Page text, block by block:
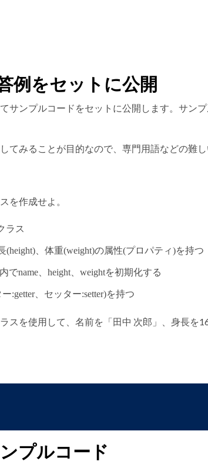
例をセットに公開
サンプルコードをセットに公開します。サン
てみることが目的なので、専門用語などの難
を作成せよ。
ラス
(height)、体重(weight)の属性(プロパティ)を持つ
でname、height、weightを初期化する
:getter、セッター:setter)を持つ
スを使用して、名前を「田中 次郎」、身長を
プルコード